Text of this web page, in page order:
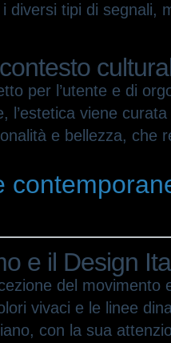
tipi di segnali,
per l’utente e di
l’estetica viene
e bellezza, che
e il Design
del movimento
vivaci e le linee
con la sua